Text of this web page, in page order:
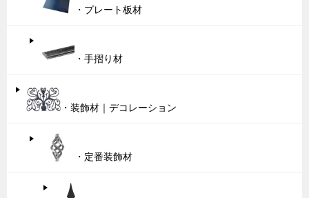
・プレート板材
・手摺り材
・装飾材｜デコレーション
・定番装飾材